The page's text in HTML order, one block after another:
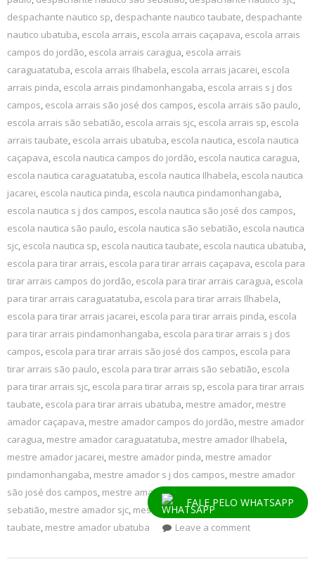
FALE PELO WHATSAPP
despachante nautico sp, despachante nautico taubate, despachante
nautico ubatuba, escola arrais, escola arrais caçapava, escola arrais
campos do jordão, escola arrais caragua, escola arrais
caraguatatuba, escola arrais Ilhabela, escola arrais jacarei, escola
arrais pinda, escola arrais pindamonhangaba, escola arrais s j dos
campos, escola arrais são josé dos campos, escola arrais são paulo,
escola arrais são sebatião, escola arrais sjc, escola arrais sp, escola
arrais taubate, escola arrais ubatuba, escola nautica, escola nautica
caçapava, escola nautica campos do jordão, escola nautica caragua,
escola nautica caraguatatuba, escola nautica Ilhabela, escola nautica
jacarei, escola nautica pinda, escola nautica pindamonhangaba,
escola nautica s j dos campos, escola nautica são josé dos campos,
escola nautica são paulo, escola nautica são sebatião, escola nautica
sjc, escola nautica sp, escola nautica taubate, escola nautica ubatuba,
escola para tirar arrais, escola para tirar arrais caçapava, escola para
tirar arrais campos do jordão, escola para tirar arrais caragua, escola
para tirar arrais caraguatatuba, escola para tirar arrais Ilhabela,
escola para tirar arrais jacarei, escola para tirar arrais pinda, escola
para tirar arrais pindamonhangaba, escola para tirar arrais s j dos
campos, escola para tirar arrais são josé dos campos, escola para
tirar arrais são paulo, escola para tirar arrais são sebatião, escola
para tirar arrais sjc, escola para tirar arrais sp, escola para tirar arrais
taubate, escola para tirar arrais ubatuba, mestre amador, mestre
amador caçapava, mestre amador campos do jordão, mestre amador
caragua, mestre amador caraguatatuba, mestre amador Ilhabela,
mestre amador jacarei, mestre amador pinda, mestre amador
pindamonhangaba, mestre amador s j dos campos, mestre amador
são josé dos campos, mestre amador são paulo
mestre amador são
sebatião, mestre amador sjc, mestre amador sp, mestre amador
taubate, mestre amador ubatuba Leave a comment